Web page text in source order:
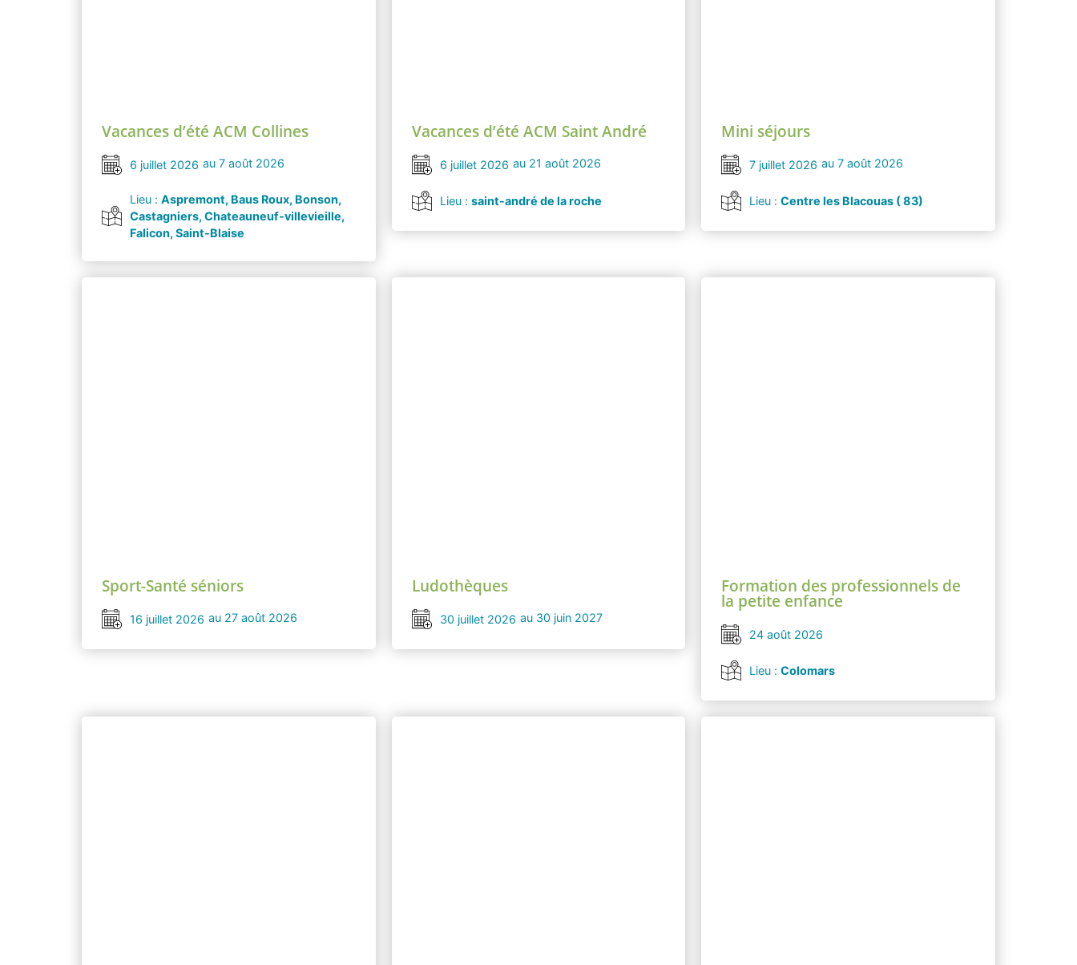
Vacances d’été ACM Collines
6 juillet 2026 au 7 août 2026
Lieu : Aspremont, Baus Roux, Bonson,
Castagniers, Chateauneuf-villevieille,
Falicon, Saint-Blaise
Vacances d’été ACM Saint André
6 juillet 2026 au 21 août 2026
Lieu : saint-andré de la roche
Mini séjours
7 juillet 2026 au 7 août 2026
Lieu :Centre les Blacouas ( 83)
Sport-Santé séniors
16 juillet 2026 au 27 août 2026
Ludothèques
30 juillet 2026 au 30 juin 2027
Formation des professionnels de
la petite enfance
24 août 2026
Lieu :Colomars